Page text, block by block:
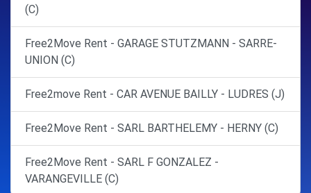
(C)
Free2Move Rent - GARAGE STUTZMANN - SARRE-
UNION (C)
Free2move Rent - CAR AVENUE BAILLY - LUDRES (J)
Free2Move Rent - SARL BARTHELEMY - HERNY (C)
Free2Move Rent - SARL F GONZALEZ -
VARANGEVILLE (C)